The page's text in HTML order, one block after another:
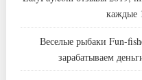
каждые
Веселые рыбаки Fun-
зарабатываем